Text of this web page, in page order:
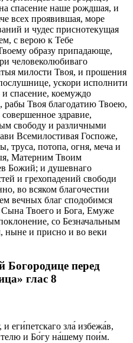
спасение наше рождшая, и
всех проявившая, море
и чудес приснотекущая
с верою к Тебе
образу припадающе,
человеколюбиваго
милости Твоя, и прошения
ускори исполнити
спасение, коемуждо
рабы Твоя благодатию Твоею,
здравие,
свободу и различными
Всемилостивая Госпоже,
труса, потопа, огня, меча и
Матерним Твоим
Божий; и душевнаго
и грехопадений свободи
во всяком благочестии
вечных благ сподобимся
Твоего и Бога, Емуже
со Безначальным
и присно и во веки
Богородице перед
глас 8
еги́петскаго зла́ избежа́в,
и Бо́гу на́шему пои́м.